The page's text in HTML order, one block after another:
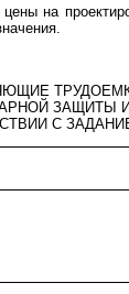
на
ЗАЩИТЫ
С